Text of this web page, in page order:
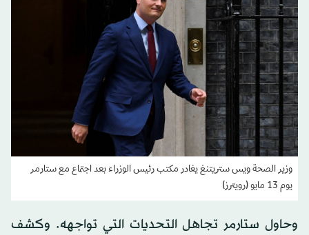
وزير الصحة ويس ستريتنغ يغادر مكتب رئيس الوزراء بعد اجتماع مع ستارمر
يوم 13 مايو (رويترز)
وحاول ستارمر ‌تجاهل التحديات التي تواجهه. وكشف